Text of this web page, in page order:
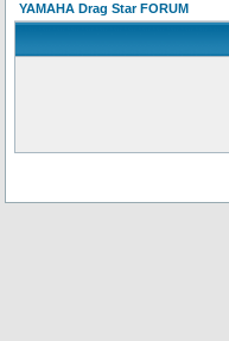
YAMAHA Drag Star FORUM